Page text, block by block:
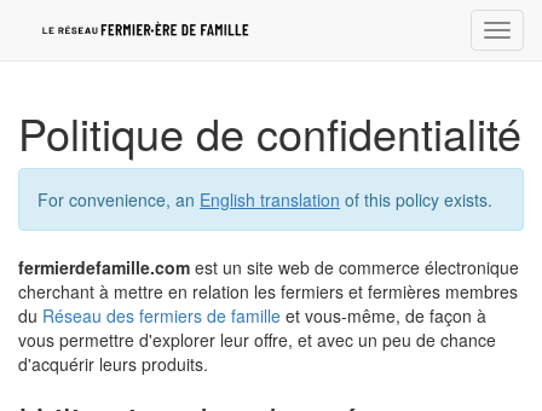
la
Politique de confidentialité
For convenience, an English translation of this policy exists.
fermierdefamille.com est un site web de commerce électronique
cherchant à mettre en relation les fermiers et fermières membres
du Réseau des fermiers de famille et vous-même, de façon à
vous permettre d'explorer leur offre, et avec un peu de chance
d'acquérir leurs produits.